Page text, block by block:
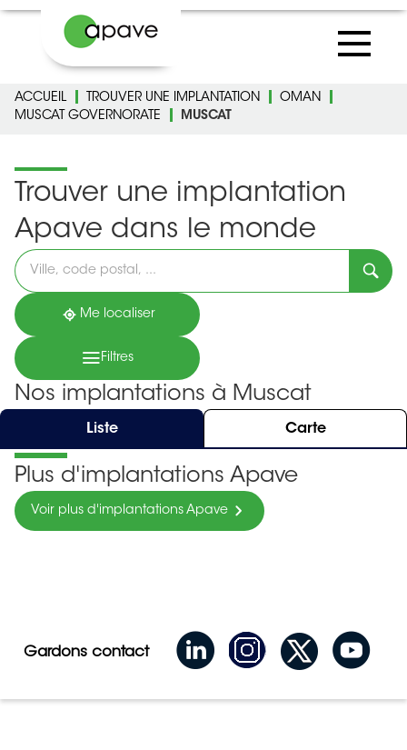
ACCUEIL TROUVER UNE IMPLANTATION
OMAN
MUSCAT GOVERNORATE
MUSCAT
Trouver une implantation
Apave dans le monde
Veuillez
renseigner
une
adresse
Me localiser
Filtres
Nos implantations à Muscat
Liste Carte
Plus d'implantations Apave
Voir plus d'implantations Apave
Gardons contact